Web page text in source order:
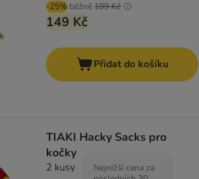
-25% běžně199 Kč
149 Kč
Přidat do košíku
TIAKI Hacky Sacks pro
kočky
2 kusy
Nejnižší cena za